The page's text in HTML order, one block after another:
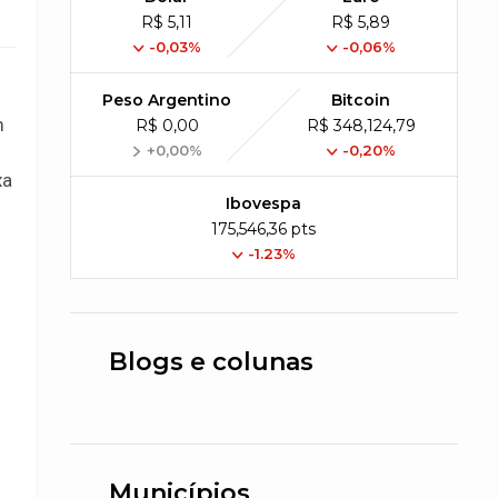
R$ 5,11
-0,03%
R$ 5,89
-0,06%
Peso Argentino
R$ 0,00
+0,00%
Bitcoin
R$ 348,124,79
-0,20%
Ibovespa
175,546,36 pts
-1.23%
Blogs e colunas